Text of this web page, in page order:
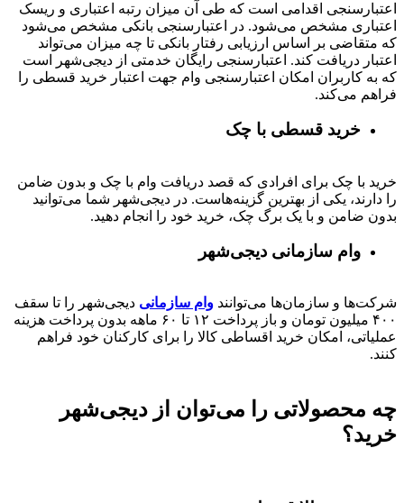
اعتبارسنجی اقدامی است که طی آن میزان رتبه اعتباری و ریسک
اعتباری مشخص می‌شود. در اعتبارسنجی بانکی مشخص می‌شود
که متقاضی بر اساس ارزیابی رفتار بانکی تا چه میزان می‌تواند
اعتبار دریافت کند. اعتبارسنجی رایگان خدمتی از دیجی‌شهر است
که به کاربران امکان اعتبارسنجی وام جهت اعتبار خرید قسطی را
فراهم می‌کند.
خرید قسطی با چک
خرید با چک برای افرادی که قصد دریافت وام با چک و بدون ضامن
را دارند، یکی از بهترین گزینه‌هاست. در دیجی‌شهر شما می‌توانید
بدون ضامن و با یک برگ چک، خرید خود را انجام دهید.
وام سازمانی دیجی‌شهر
شرکت‌ها و سازمان‌ها می‌توانند وام سازمانی دیجی‌شهر را تا سقف
۴۰۰ میلیون تومان و باز پرداخت ۱۲ تا ۶۰
ماهه بدون پرداخت هزینه
عملیاتی، امکان خرید اقساطی کالا را برای کارکنان خود فراهم
کنند.
چه محصولاتی را می‌توان از دیجی‌شهر
خرید؟